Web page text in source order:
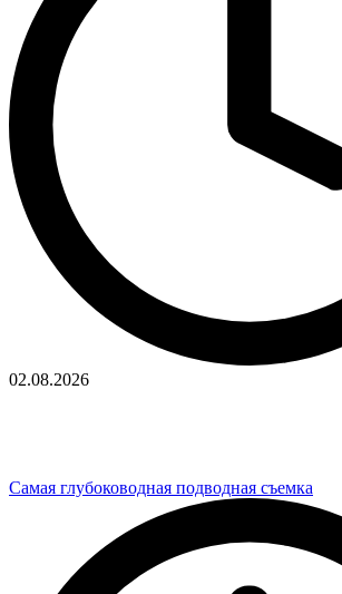
02.08.2026
Самая глубоководная подводная съемка